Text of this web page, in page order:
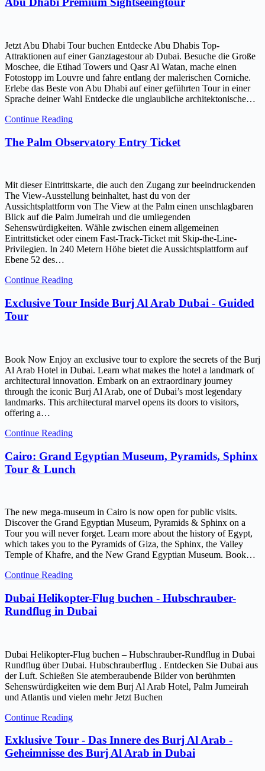
Jetzt Abu Dhabi Tour buchen Entdecke Abu Dhabis Top-
Attraktionen auf einer Ganztagestour ab Dubai. Besuche die Große
Moschee, die Etihad Towers und Qasr Al Watan, mache einen
Fotostopp im Louvre und fahre entlang der malerischen Corniche.
Erlebe das Beste von Abu Dhabi auf einer geführten Tour in einer
Sprache deiner Wahl Entdecke die unglaubliche architektonische…
Continue Reading
The Palm Observatory Entry Ticket
Mit dieser Eintrittskarte, die auch den Zugang zur beeindruckenden
The View-Ausstellung beinhaltet, hast du von der
Aussichtsplattform von The View at the Palm einen unschlagbaren
Blick auf die Palm Jumeirah und die umliegenden
Sehenswürdigkeiten. Wähle zwischen einem allgemeinen
Eintrittsticket oder einem Fast-Track-Ticket mit Skip-the-Line-
Privilegien. In 240 Metern Höhe bietet die Aussichtsplattform auf
Ebene 52 des…
Continue Reading
Exclusive Tour Inside Burj Al Arab Dubai - Guided
Tour
Book Now Enjoy an exclusive tour to explore the secrets of the Burj
Al Arab Hotel in Dubai. Learn what makes the hotel a landmark of
architectural innovation. Embark on an extraordinary journey
through the iconic Burj Al Arab, one of Dubai’s most legendary
landmarks. This architectural marvel opens its doors to visitors,
offering a…
Continue Reading
Cairo: Grand Egyptian Museum, Pyramids, Sphinx
Tour & Lunch
The new mega-museum in Cairo is now open for public visits.
Discover the Grand Egyptian Museum, Pyramids & Sphinx on a
Tour you will never forget. Learn more about the history of Egypt,
which takes you to the Pyramids of Giza, the Sphinx, the Valley
Temple of Khafre, and the New Grand Egyptian Museum. Book…
Continue Reading
Dubai Helikopter-Flug buchen - Hubschrauber-
Rundflug in Dubai
Dubai Helikopter-Flug buchen – Hubschrauber-Rundflug in Dubai
Rundflug über Dubai. Hubschrauberflug . Entdecken Sie Dubai aus
der Luft. Schießen Sie atemberaubende Bilder von berühmten
Sehenswürdigkeiten wie dem Burj Al Arab Hotel, Palm Jumeirah
und Atlantis und vielen mehr Jetzt Buchen
Continue Reading
Exklusive Tour - Das Innere des Burj Al Arab -
Geheimnisse des Burj Al Arab in Dubai